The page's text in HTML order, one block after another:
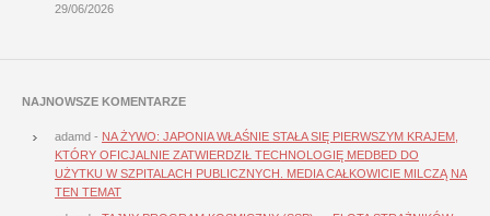
29/06/2026
NAJNOWSZE KOMENTARZE
adamd - NA ŻYWO: JAPONIA WŁAŚNIE STAŁA SIĘ PIERWSZYM KRAJEM,
KTÓRY OFICJALNIE ZATWIERDZIŁ TECHNOLOGIĘ MEDBED DO
UŻYTKU W SZPITALACH PUBLICZNYCH. MEDIA CAŁKOWICIE MILCZĄ NA
TEN TEMAT